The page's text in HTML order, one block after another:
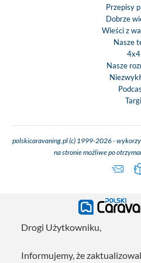
Przepisy
Dobrze
Wieści z
Nasze
4x4
Nasze
Targi
polskicaravaning.pl (c) 1999-2026 -
na stronie możliwe po
Drogi Użytkowniku,
Informujemy, że